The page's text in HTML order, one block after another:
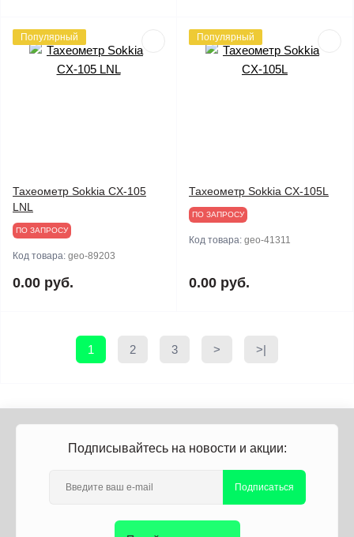
Популярный
Тахеометр Sokkia CX-105
LNL
ПО ЗАПРОСУ
Код товара: geo-89203
0.00 руб.
Популярный
Тахеометр Sokkia CX-105L
ПО ЗАПРОСУ
Код товара: geo-41311
0.00 руб.
1 2 3 > >|
Подписывайтесь на новости и акции:
Подписаться